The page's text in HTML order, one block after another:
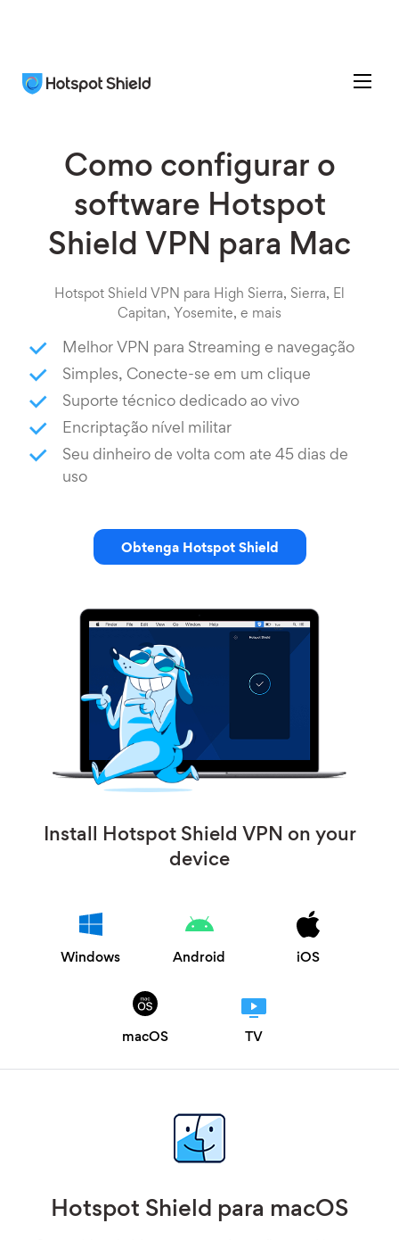
Como configurar o
software Hotspot
Shield VPN para Mac
Hotspot Shield VPN para High Sierra, Sierra, El
Capitan, Yosemite, e mais
Melhor VPN para Streaming e navegação
Simples, Conecte-se em um clique
Suporte técnico dedicado ao vivo
Encriptação nível militar
Seu dinheiro de volta com ate 45 dias de
uso
Obtenga Hotspot Shield
Install Hotspot Shield VPN on your
device
Windows Android iOS
macOS TV
Hotspot Shield para macOS